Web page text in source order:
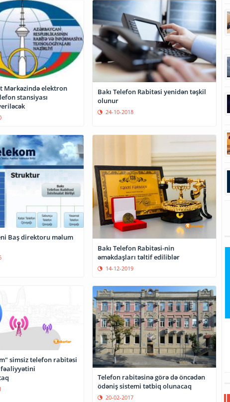
Mərkəzində elektron
stansiyası
Bakı Telefon Rabitəsi yenidən təşkil
olunur
24-10-2018
Baş direktoru məlum
Bakı Telefon Rabitəsi-nin
əməkdaşları təltif ediliblər
14-12-2019
simsiz telefon rabitəsi
Telefon rabitəsinə görə də öncədən
ödəniş sistemi tətbiq olunacaq
20-02-2017